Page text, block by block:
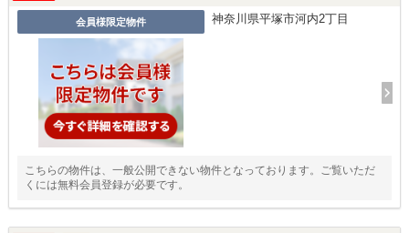
会員様限定物件 神奈川県平塚市河内2丁目
こちらの物件は、一般公開できない物件となっております。ご覧いただ
くには無料会員登録が必要です。